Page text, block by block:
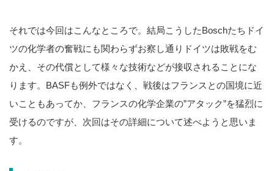
それでは今回はこんなところで。結局こうしたBoschたちドイ
ツの化学者の奮戦にも関わらずお察し通りドイツは敗戦をむ
かえ、その代償として様々な技術などが接収されることにな
ります。BASFも例外ではなく、戦後はフランスとの国境に近
いこともあってか、フランスの化学企業の”アタック”を猛烈に
受けるのですが、次回はその詳細について述べようと思いま
す。